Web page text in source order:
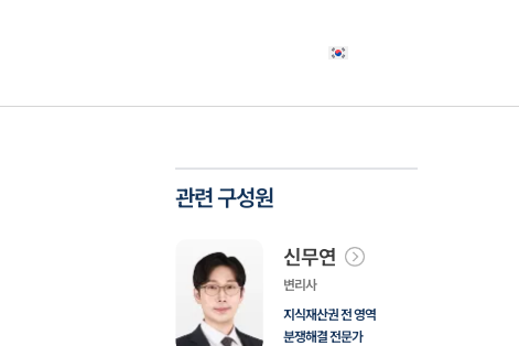
관련 구성원
신무연
변리사
지식재산권 전 영역
분쟁해결 전문가